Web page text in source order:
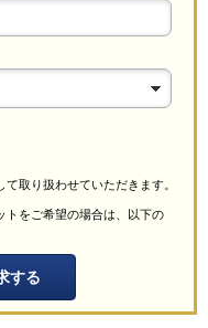
取り扱わせていただきます。
をご希望の場合は、以下の
する